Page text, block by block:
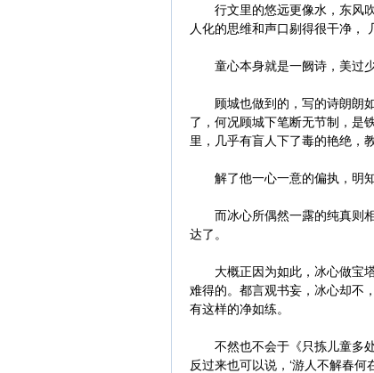
行文里的悠远更像水，东风吹
人化的思维和声口剔得很干净，
童心本身就是一阙诗，美过少
顾城也做到的，写的诗朗朗如
了，何况顾城下笔断无节制，是
里，几乎有盲人下了毒的艳绝，
解了他一心一意的偏执，明知
而冰心所偶然一露的纯真则相
达了。
大概正因为如此，冰心做宝塔
难得的。都言观书妄，冰心却不
有这样的净如练。
不然也不会于《只拣儿童多处
反过来也可以说，‘游人不解春何